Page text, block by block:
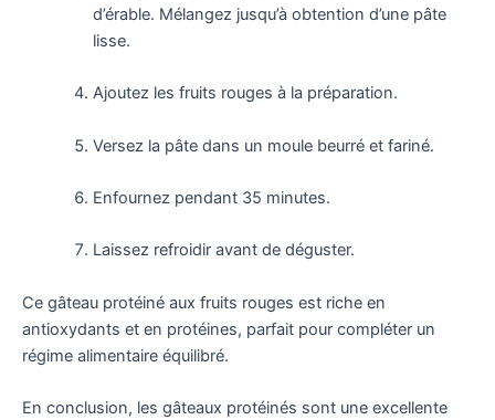
d’érable. Mélangez jusqu’à obtention d’une pâte
lisse.
Ajoutez les fruits rouges à la préparation.
Versez la pâte dans un moule beurré et fariné.
Enfournez pendant 35 minutes.
Laissez refroidir avant de déguster.
Ce gâteau protéiné aux fruits rouges est riche en
antioxydants et en protéines, parfait pour compléter un
régime alimentaire équilibré.
En conclusion, les gâteaux protéinés sont une excellente